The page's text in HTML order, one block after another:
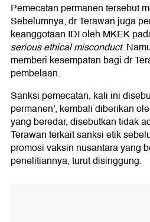
Pemecatan permanen tersebut
Sebelumnya, dr Terawan juga
keanggotaan IDI oleh MKEK
serious ethical misconduct.
memberi kesempatan bagi dr
pembelaan.
Sanksi pemecatan, kali ini
permanen', kembali diberikan
yang beredar, disebutkan tidak
Terawan terkait sanksi etik
promosi vaksin nusantara yang
penelitiannya, turut disinggung.